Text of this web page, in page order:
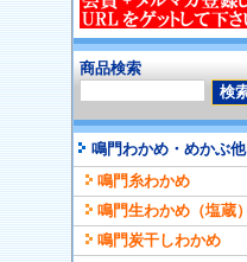
商品検索
鳴門わかめ・めかぶ他
鳴門糸わかめ
鳴門生わかめ（塩蔵）
鳴門炭干しわかめ